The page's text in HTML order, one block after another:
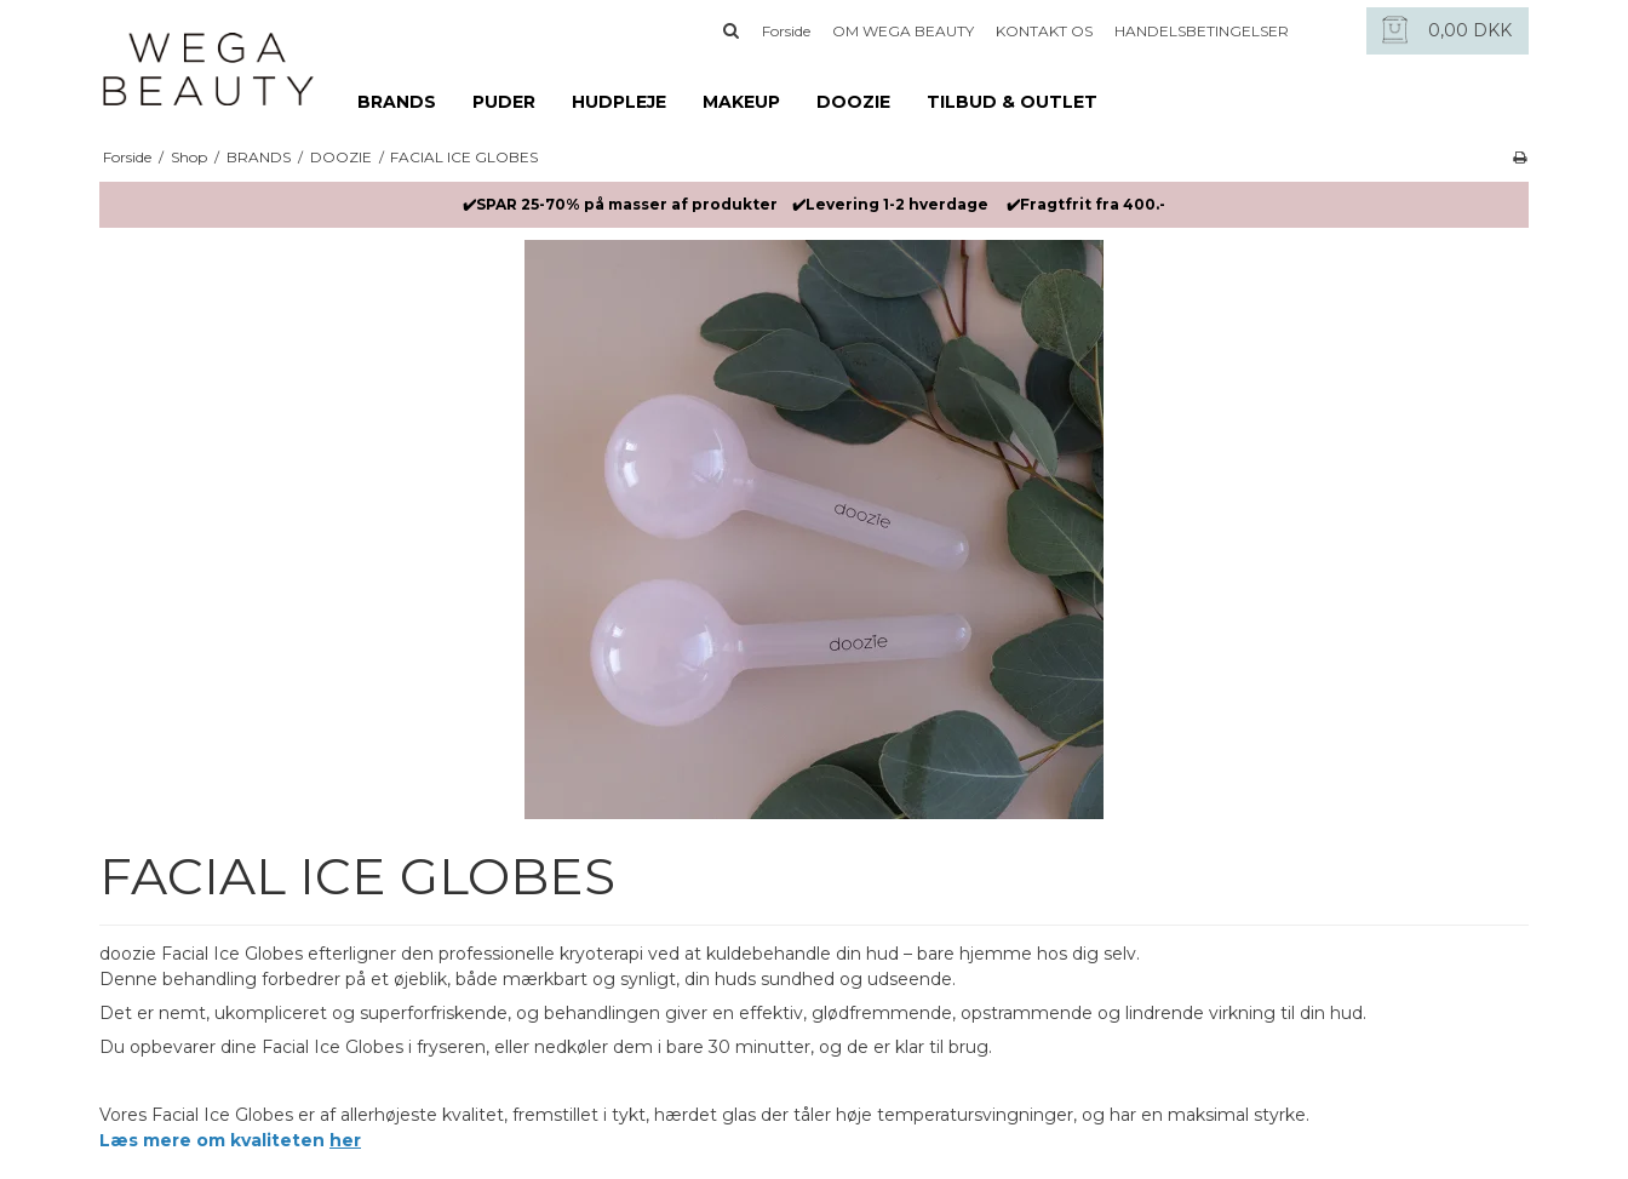
Forside OM WEGA BEAUTY KONTAKT OS HANDELSBETINGELSER 0,00 DKK
BRANDS PUDER HUDPLEJE MAKEUP DOOZIE TILBUD & OUTLET
Forside / Shop / BRANDS / DOOZIE / FACIAL ICE GLOBES
✔️SPAR 25-70% på masser af produkter ✔️Levering 1-2 hverdage ✔️Fragtfrit fra 400.-
FACIAL ICE GLOBES
doozie Facial Ice Globes efterligner den professionelle kryoterapi ved at kuldebehandle din hud – bare hjemme hos dig selv.
Denne behandling forbedrer på et øjeblik, både mærkbart og synligt, din huds sundhed og udseende.
Det er nemt, ukompliceret og superforfriskende, og behandlingen giver en effektiv, glødfremmende, opstrammende og lindrende virkning til din hud.
Du opbevarer dine Facial Ice Globes i fryseren, eller nedkøler dem i bare 30 minutter, og de er klar til brug.
Vores Facial Ice Globes er af allerhøjeste kvalitet, fremstillet i tykt, hærdet glas der tåler høje temperatursvingninger, og har en maksimal styrke.
Læs mere om kvaliteten her